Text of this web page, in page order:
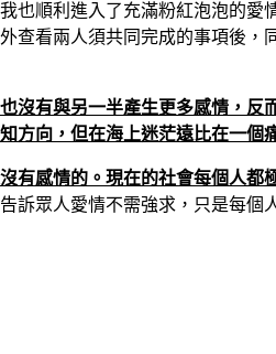
也順利進入了充滿粉紅泡泡的愛
查看兩人須共同完成的事項後，
沒有與另一半產生更多感情，反
方向，但在海上迷茫遠比在一個
有感情的。現在的社會每個人都
訴眾人愛情不需強求，只是每個